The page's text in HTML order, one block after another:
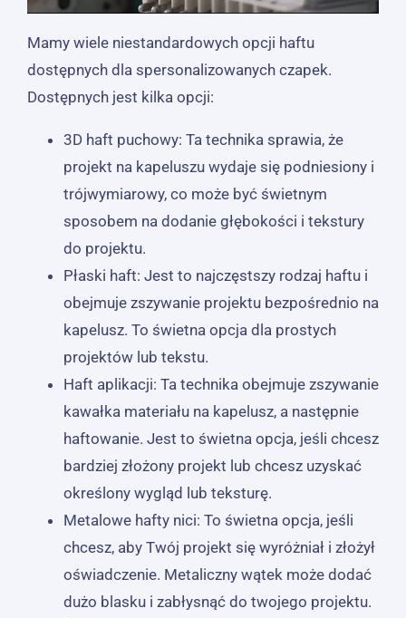
Mamy wiele niestandardowych opcji haftu
dostępnych dla spersonalizowanych czapek.
Dostępnych jest kilka opcji:
3D haft puchowy: Ta technika sprawia, że ​​
projekt na kapeluszu wydaje się podniesiony i
trójwymiarowy, co może być świetnym
sposobem na dodanie głębokości i tekstury
do projektu.
Płaski haft: Jest to najczęstszy rodzaj haftu i
obejmuje zszywanie projektu bezpośrednio na
kapelusz. To świetna opcja dla prostych
projektów lub tekstu.
Haft aplikacji: Ta technika obejmuje zszywanie
kawałka materiału na kapelusz, a następnie
haftowanie. Jest to świetna opcja, jeśli chcesz
bardziej złożony projekt lub chcesz uzyskać
określony wygląd lub teksturę.
Metalowe hafty nici: To świetna opcja, jeśli
chcesz, aby Twój projekt się wyróżniał i złożył
oświadczenie. Metaliczny wątek może dodać
dużo blasku i zabłysnąć do twojego projektu.